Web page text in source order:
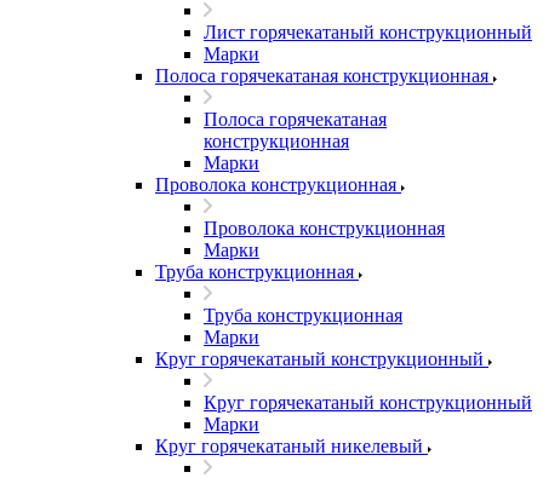
Лист горячекатаный конструкционный
Марки
Полоса горячекатаная конструкционная
Полоса горячекатаная
конструкционная
Марки
Проволока конструкционная
Проволока конструкционная
Марки
Труба конструкционная
Труба конструкционная
Марки
Круг горячекатаный конструкционный
Круг горячекатаный конструкционный
Марки
Круг горячекатаный никелевый